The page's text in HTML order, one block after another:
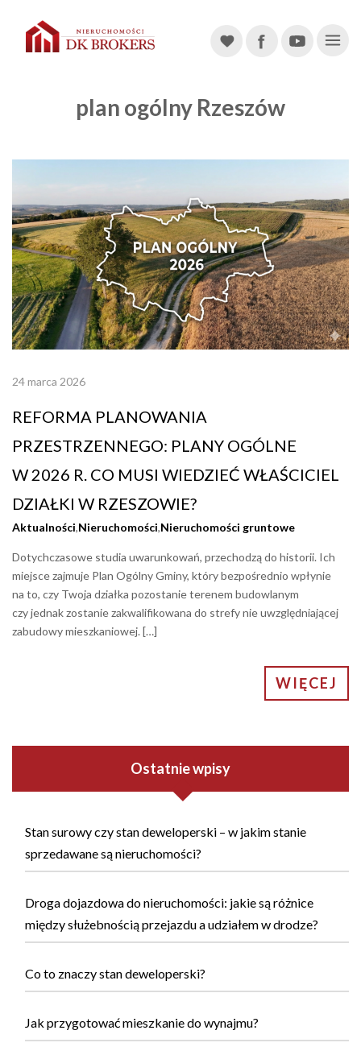
plan ogólny Rzeszów
24 marca 2026
REFORMA PLANOWANIA
PRZESTRZENNEGO: PLANY OGÓLNE
W 2026 R. CO MUSI WIEDZIEĆ WŁAŚCICIEL
DZIAŁKI W RZESZOWIE?
Aktualności,Nieruchomości,Nieruchomości gruntowe
Dotychczasowe studia uwarunkowań, przechodzą do historii. Ich
miejsce zajmuje Plan Ogólny Gminy, który bezpośrednio wpłynie
na to, czy Twoja działka pozostanie terenem budowlanym
czy jednak zostanie zakwalifikowana do strefy nie uwzględniającej
zabudowy mieszkaniowej. […]
WIĘCEJ
Ostatnie wpisy
Stan surowy czy stan deweloperski – w jakim stanie
sprzedawane są nieruchomości?
Droga dojazdowa do nieruchomości: jakie są różnice
między służebnością przejazdu a udziałem w drodze?
Co to znaczy stan deweloperski?
Jak przygotować mieszkanie do wynajmu?